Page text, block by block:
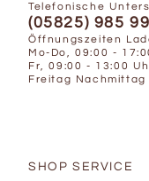
Telefonische
(05825) 985
Öffnungszeiten
Mo-Do, 09:00 -
Fr, 09:00 - 13:00
Freitag Nachmittag
SHOP SERVICE